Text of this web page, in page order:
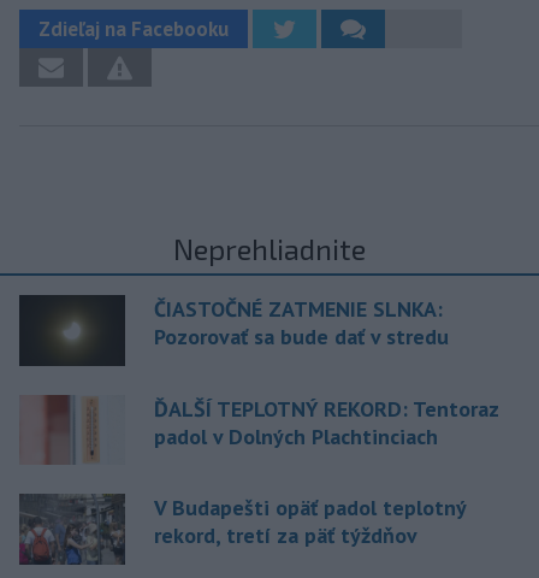
Zdieľaj na Facebooku
Neprehliadnite
ČIASTOČNÉ ZATMENIE SLNKA:
Pozorovať sa bude dať v stredu
ĎALŠÍ TEPLOTNÝ REKORD: Tentoraz
padol v Dolných Plachtinciach
V Budapešti opäť padol teplotný
rekord, tretí za päť týždňov